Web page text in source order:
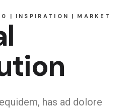
INSPIRATION MARKET
has ad dolore